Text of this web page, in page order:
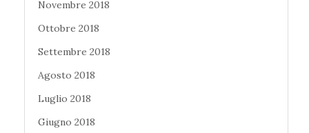
Novembre 2018
Ottobre 2018
Settembre 2018
Agosto 2018
Luglio 2018
Giugno 2018